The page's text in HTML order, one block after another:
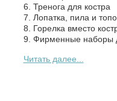
6. Тренога для костра
7. Лопатка, пила и
8. Горелка вместо
9. Фирменные наборы
Читать далее...